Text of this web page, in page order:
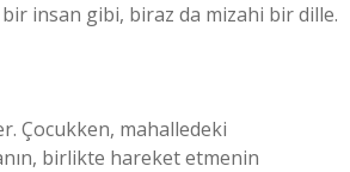
bir insan gibi, biraz da mizahi bir dille.
Çocukken, mahalledeki
birlikte hareket etmenin